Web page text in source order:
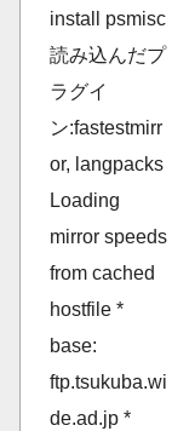
install psmisc
読み込んだプ
ラグイ
ン:fastestmirr
or, langpacks
Loading
mirror speeds
from cached
hostfile *
base:
ftp.tsukuba.wi
de.ad.jp *